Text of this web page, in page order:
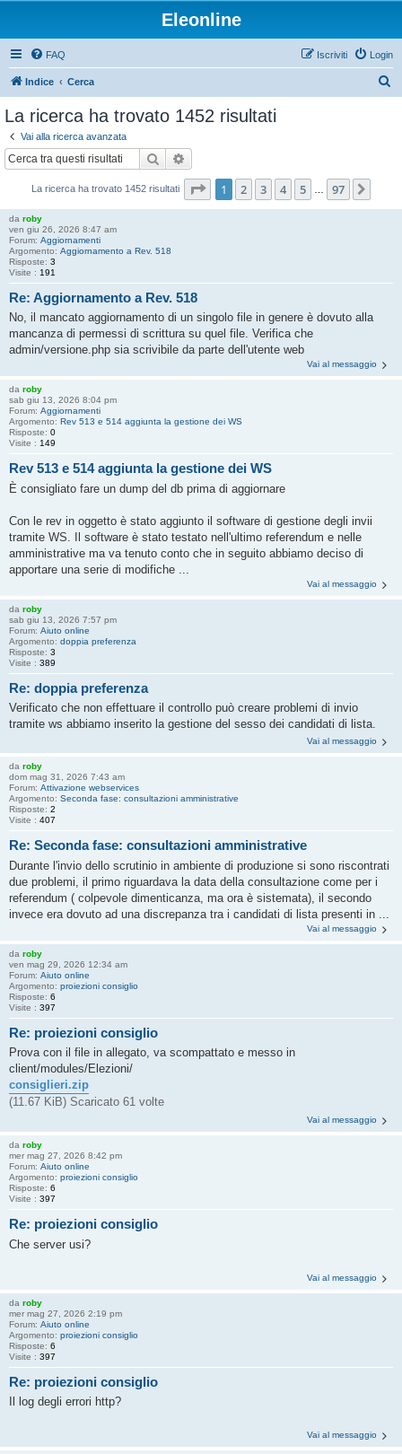
Eleonline
FAQ Login
Iscriviti
Indice Cerca
La ricerca ha trovato 1452 risultati
Vai alla ricerca avanzata
Cerca
La ricerca ha trovato 1452 risultati Pagina di 97
1 2 3 4 5 97
da roby
ven giu 26, 2026 8:47 am
Forum: Aggiornamenti
Argomento: Aggiornamento a Rev. 518
Risposte: 3
Visite : 191
Re: Aggiornamento a Rev. 518
No, il mancato aggiornamento di un singolo file in genere è dovuto alla
mancanza di permessi di scrittura su quel file. Verifica che
admin/versione.php sia scrivibile da parte dell'utente web
Vai al messaggio
da roby
sab giu 13, 2026 8:04 pm
Forum: Aggiornamenti
Argomento: Rev 513 e 514 aggiunta la gestione dei WS
Risposte: 0
Visite : 149
Rev 513 e 514 aggiunta la gestione dei WS
È consigliato fare un dump del db prima di aggiornare
Con le rev in oggetto è stato aggiunto il software di gestione degli invii
tramite WS. Il software è stato testato nell'ultimo referendum e nelle
amministrative ma va tenuto conto che in seguito abbiamo deciso di
apportare una serie di modifiche ...
Vai al messaggio
da roby
sab giu 13, 2026 7:57 pm
Forum: Aiuto online
Argomento: doppia preferenza
Risposte: 3
Visite : 389
Re: doppia preferenza
Verificato che non effettuare il controllo può creare problemi di invio
tramite ws abbiamo inserito la gestione del sesso dei candidati di lista.
Vai al messaggio
da roby
dom mag 31, 2026 7:43 am
Forum: Attivazione webservices
Argomento: Seconda fase: consultazioni amministrative
Risposte: 2
Visite : 407
Re: Seconda fase: consultazioni amministrative
Durante l'invio dello scrutinio in ambiente di produzione si sono riscontrati
due problemi, il primo riguardava la data della consultazione come per i
referendum ( colpevole dimenticanza, ma ora è sistemata), il secondo
invece era dovuto ad una discrepanza tra i candidati di lista presenti in ...
Vai al messaggio
da roby
ven mag 29, 2026 12:34 am
Forum: Aiuto online
Argomento: proiezioni consiglio
Risposte: 6
Visite : 397
Re: proiezioni consiglio
Prova con il file in allegato, va scompattato e messo in
client/modules/Elezioni/
consiglieri.zip
(11.67 KiB) Scaricato 61 volte
Vai al messaggio
da roby
mer mag 27, 2026 8:42 pm
Forum: Aiuto online
Argomento: proiezioni consiglio
Risposte: 6
Visite : 397
Re: proiezioni consiglio
Che server usi?
Vai al messaggio
da roby
mer mag 27, 2026 2:19 pm
Forum: Aiuto online
Argomento: proiezioni consiglio
Risposte: 6
Visite : 397
Re: proiezioni consiglio
Il log degli errori http?
Vai al messaggio